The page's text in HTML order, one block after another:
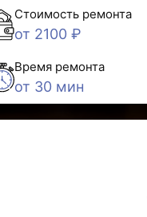
Стоимость ремонта
от 2100 ₽
Время ремонта
от 30 мин